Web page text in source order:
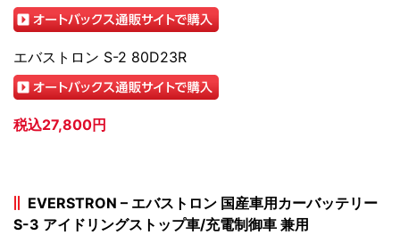
エバストロン S-2 80D23R
税込27,800円
EVERSTRON – エバストロン 国産車用カーバッテリー
S-3 アイドリングストップ車/充電制御車 兼用